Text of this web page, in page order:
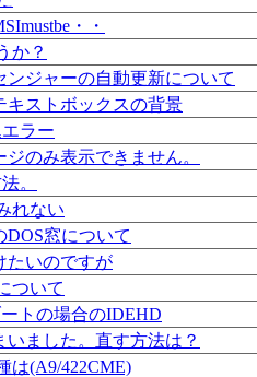
・・
か？
ンジャーの自動更新について
キストボックスの背景
ラー
のみ表示できません。
。
れない
DOS窓について
たいのですが
ついて
トの場合のIDEHD
ました。直す方法は？
は(A9/422CME)